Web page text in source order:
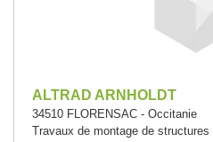
ALTRAD ARNHOLDT
34510 FLORENSAC - Occitanie
Travaux de montage de structures